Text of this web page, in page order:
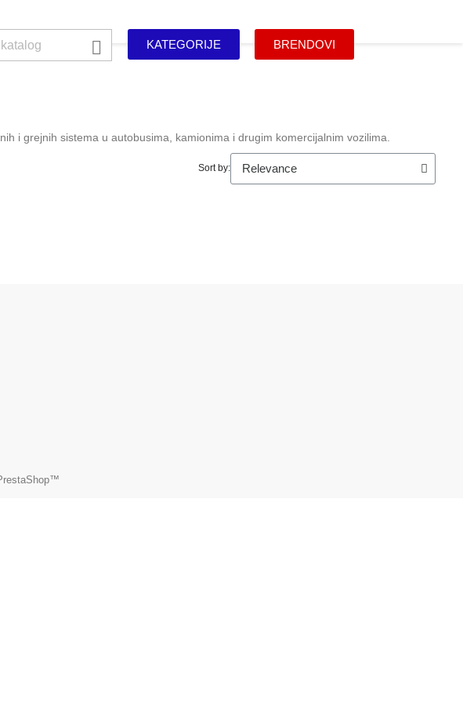
 KATEGORIJE BRENDOVI
i grejnih sistema u autobusima, kamionima i drugim komercijalnim vozilima.
Sort by: